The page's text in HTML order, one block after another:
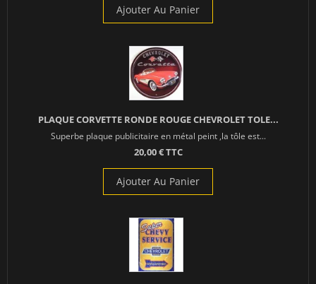
Ajouter Au Panier
PLAQUE CORVETTE RONDE ROUGE CHEVROLET TOLE...
Superbe plaque publicitaire en métal peint ,la tôle est...
20,00 € TTC
Ajouter Au Panier